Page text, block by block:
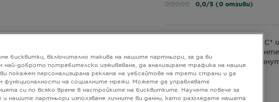
0,0/5 (0 отзиви)
Маска за лице с Витамин C*
предоставя на кожата
хидратация само за 15
*Дериват на витамин C
ПОКАЖИ ПОВЕЧЕ
РАЗМЕР 28 ГР
бисквитки, включително такива на нашите партньори, за да ви
най-доброто потребителско изживяване, да анализираме трафика на нашия
покажем персонализирана реклама на уебсайтове на трети страни и да
функционалности на социалните мрежи. Можете да управлявате
си по всяко време в настройките на бисквитките. Научете повече за
и нашите партньори използваме личните ви данни, като разгледате нашата